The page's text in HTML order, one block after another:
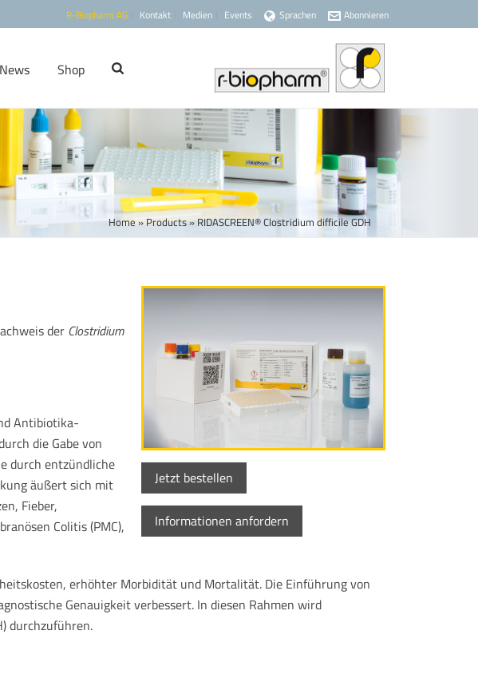
R-Biopharm AG Kontakt Medien Events Sprachen Abonnieren
News Shop
Home»Products»RIDASCREEN® Clostridium difficile GDH
Jetzt bestellen
Informationen anfordern
der Clostridium
Antibiotika-
die Gabe von
durch entzündliche
äußert sich mit
Fieber,
Colitis (PMC),
erhöhter Morbidität und Mortalität. Die Einführung von
Genauigkeit verbessert. In diesen Rahmen wird
durchzuführen.